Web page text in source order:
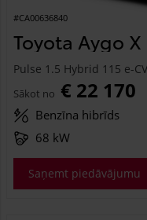
#CA00636840
Toyota Aygo X
Pulse 1.5 Hybrid 115 e-
Sākot no € 22 170
Benzīna hibrīds
68 kW
Saņemt piedāvājumu